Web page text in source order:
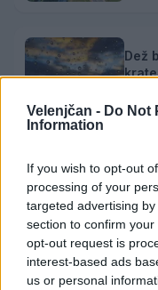
Velenjčan - Do Not
Information
If you wish to opt-out
processing of your
targeted advertising
section to confirm
opt-out request is
interest-based ads
us or personal
Dež
7.